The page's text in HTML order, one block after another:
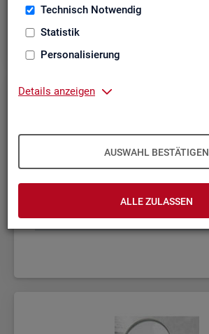
Technisch Notwendig
Statistik
Personalisierung
Details anzeigen
AUSWAHL BESTÄTIGEN
ALLE ZULASSEN
Fach­sta­tis­ti­ken